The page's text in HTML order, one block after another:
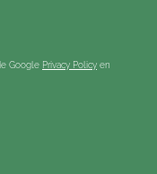
Google Privacy Policy en